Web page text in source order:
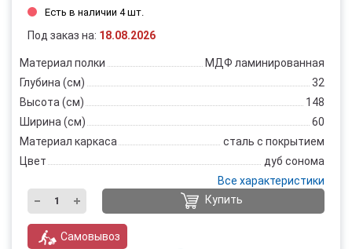
Есть в наличии 4 шт.
Под заказ на: 18.08.2026
Материал полки
МДФ ламинированная
Глубина (см)
32
Высота (см)
148
Ширина (см)
60
Материал каркаса
сталь с покрытием
Цвет
дуб сонома
Все характеристики
Купить
Самовывоз